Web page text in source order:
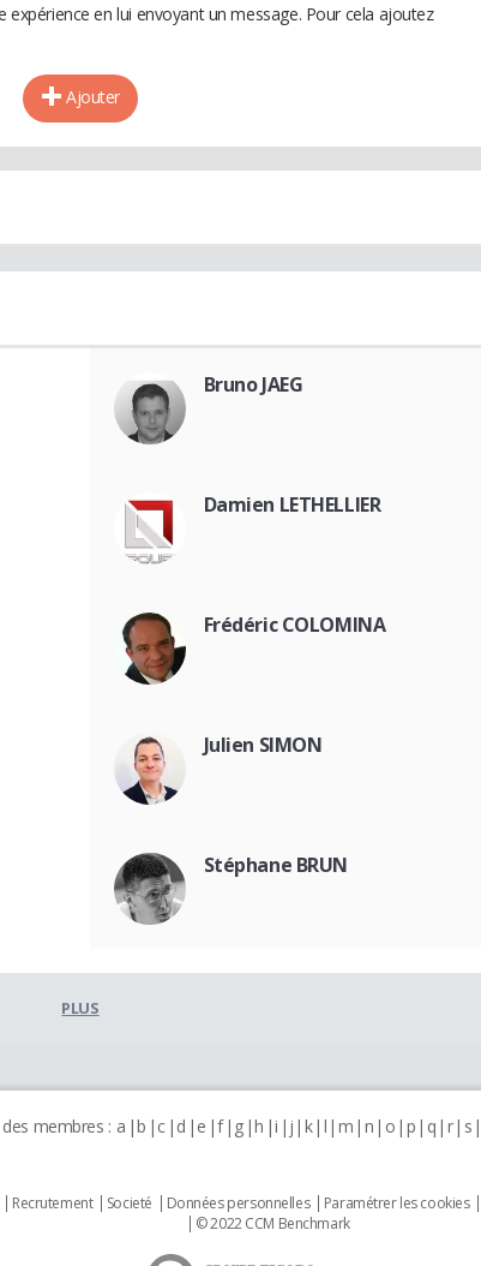
en lui envoyant un message. Pour cela ajoutez
Ajouter
Bruno JAEG
Damien LETHELLIER
Frédéric COLOMINA
Julien SIMON
Stéphane BRUN
PLUS
membres : a b c d e f g h i j k l m n o p q r s
Recrutement Societé Données personnelles Paramétrer les cookies
© 2022 CCM Benchmark